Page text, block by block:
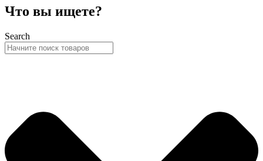
Что вы ищете?
Search